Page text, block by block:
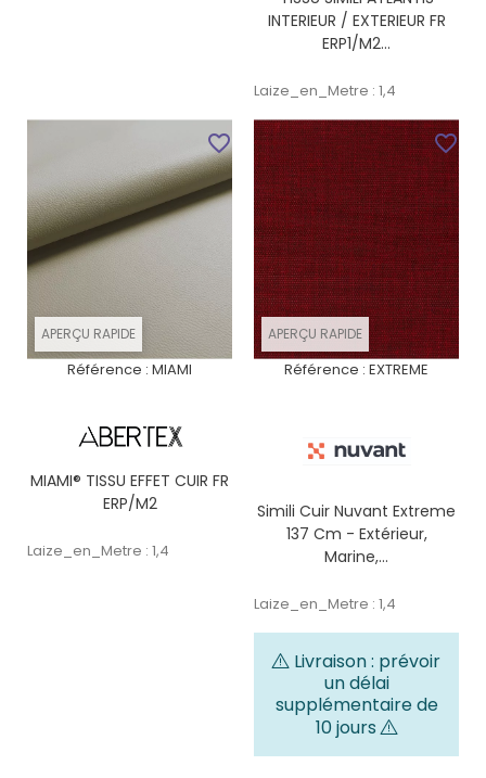
INTERIEUR / EXTERIEUR FR
ERP1/M2...
Laize_en_Metre : 1,4
APERÇU RAPIDE
Référence : MIAMI
MIAMI® TISSU EFFET CUIR FR
ERP/M2
Laize_en_Metre : 1,4
favorite_border
APERÇU RAPIDE
Référence : EXTREME
Simili Cuir Nuvant Extreme
137 Cm - Extérieur,
Marine,...
Laize_en_Metre : 1,4
Livraison : prévoir
un délai
supplémentaire de
10 jours
favorite_border